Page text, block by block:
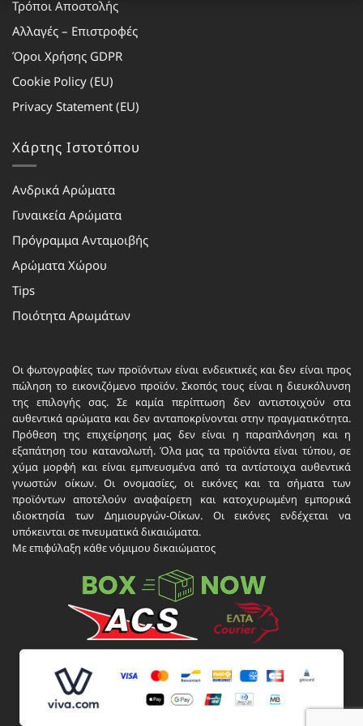
Τρόποι Αποστολής
Αλλαγές – Επιστροφές
Όροι Χρήσης GDPR
Cookie Policy (EU)
Privacy Statement (EU)
Χάρτης Ιστοτόπου
Ανδρικά Αρώματα
Γυναικεία Αρώματα
Πρόγραμμα Ανταμοιβής
Αρώματα Χώρου
Tips
Ποιότητα Αρωμάτων
Οι φωτογραφίες των προϊόντων είναι ενδεικτικές και δεν είναι προς
πώληση το εικονιζόμενο προϊόν. Σκοπός τους είναι η διευκόλυνση
της επιλογής σας. Σε καμία περίπτωση δεν αντιστοιχούν στα
αυθεντικά αρώματα και δεν ανταποκρίνονται στην πραγματικότητα.
Πρόθεση της επιχείρησης μας δεν είναι η παραπλάνηση και η
εξαπάτηση του καταναλωτή. Όλα μας τα προϊόντα είναι τύπου, σε
χύμα μορφή και είναι εμπνευσμένα από τα αντίστοιχα αυθεντικά
γνωστών οίκων. Οι ονομασίες, οι εικόνες και τα σήματα των
προϊόντων αποτελούν αναφαίρετη και κατοχυρωμένη εμπορικά
ιδιοκτησία των Δημιουργών-Οίκων. Οι εικόνες ενδέχεται να
υπόκεινται σε πνευματικά δικαιώματα.
Με επιφύλαξη κάθε νόμιμου δικαιώματος